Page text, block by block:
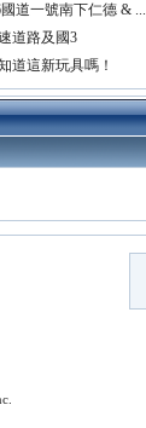
國道一號南下仁德 & ...
道路及國3
道這新玩具嗎！